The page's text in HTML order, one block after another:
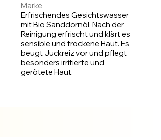
Marke
Erfrischendes Gesichtswasser
mit Bio Sanddornöl. Nach der
Reinigung erfrischt und klärt es
sensible und trockene Haut. Es
beugt Juckreiz vor und pflegt
besonders irritierte und
gerötete Haut.